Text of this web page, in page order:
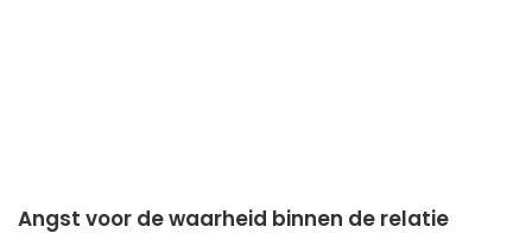
Angst voor de waarheid binnen de relatie